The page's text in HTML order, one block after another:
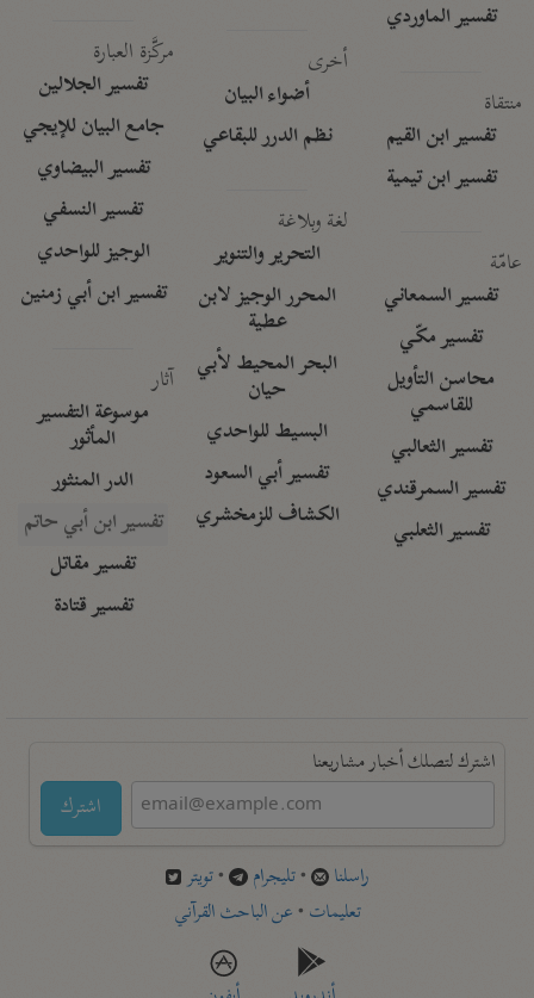
تفسير الماوردي
منتقاة
تفسير ابن القيم
تفسير ابن تيمية
عامّة
تفسير السمعاني
تفسير مكّي
محاسن التأويل
للقاسمي
تفسير الثعالبي
تفسير السمرقندي
تفسير الثعلبي
أخرى
أضواء البيان
نظم الدرر للبقاعي
لغة وبلاغة
التحرير والتنوير
المحرر الوجيز لابن
عطية
البحر المحيط لأبي
حيان
البسيط للواحدي
تفسير أبي السعود
الكشاف للزمخشري
مركَّزة العبارة
تفسير الجلالين
جامع البيان للإيجي
تفسير البيضاوي
تفسير النسفي
الوجيز للواحدي
تفسير ابن أبي زمنين
آثار
موسوعة التفسير
المأثور
الدر المنثور
تفسير ابن أبي حاتم
تفسير مقاتل
تفسير قتادة
اشترك لتصلك أخبار مشاريعنا
اشترك
راسلنا •تليجرام •تويتر
تعليمات •عن الباحث القرآني